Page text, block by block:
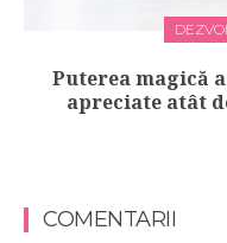
Puterea magică
apreciate atât
COMENTARII